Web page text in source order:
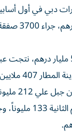
دبي في أول
الجاري،
أبرزها في
332
137 مليوناً،